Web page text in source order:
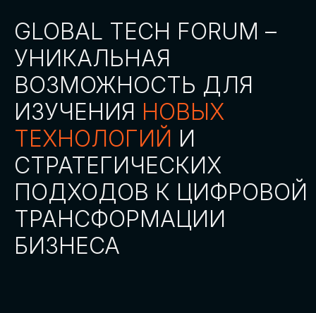
АККРЕДИТАЦИЯ
СМИ
СКАЧАТЬ ПРОГРАММУ
СТАТЬ СПИКЕРОМ
СТАТЬ УЧАСТНИКОМ